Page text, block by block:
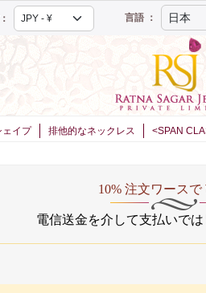
言語 ：
ェイプ 排他的なネックレス <SPAN
10% 注文ワースで
電信送金を介して支払いでは